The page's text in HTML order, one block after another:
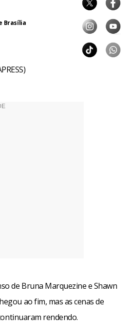
Brasília
de Bruna Marquezine e Shawn
ao fim, mas as cenas de
rendendo.